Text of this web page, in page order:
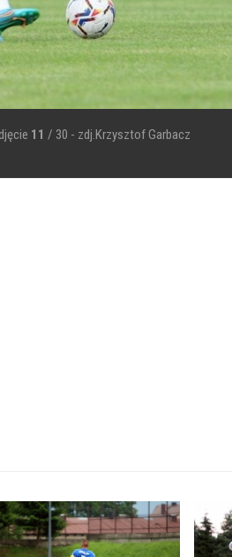
11 / 30 - zdj.Krzysztof Garbacz